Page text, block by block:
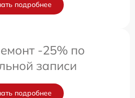
подробнее
-25% по
записи
подробнее